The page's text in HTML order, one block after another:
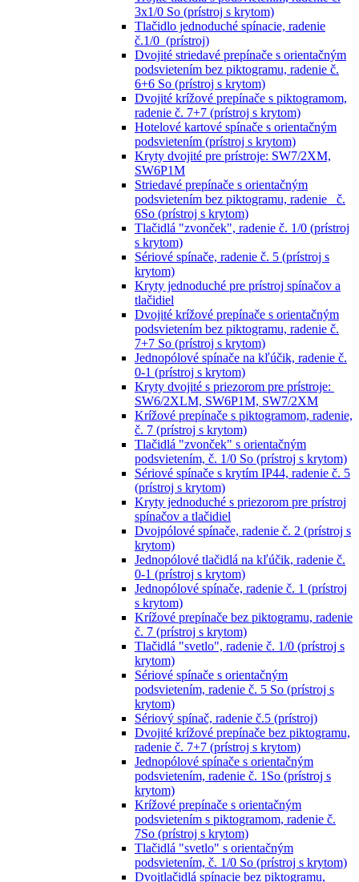
3x1/0 So (prístroj s krytom)
Tlačidlo jednoduché spínacie, radenie
č.1/0 (prístroj)
Dvojité striedavé prepínače s orientačným
podsvietením bez piktogramu, radenie č.
6+6 So (prístroj s krytom)
Dvojité krížové prepínače s piktogramom,
radenie č. 7+7 (prístroj s krytom)
Hotelové kartové spínače s orientačným
podsvietením (prístroj s krytom)
Kryty dvojité pre prístroje: SW7/2XM,
SW6P1M
Striedavé prepínače s orientačným
podsvietením bez piktogramu, radenie č.
6So (prístroj s krytom)
Tlačidlá "zvonček", radenie č. 1/0 (prístroj
s krytom)
Sériové spínače, radenie č. 5 (prístroj s
krytom)
Kryty jednoduché pre prístroj spínačov a
tlačidiel
Dvojité krížové prepínače s orientačným
podsvietením bez piktogramu, radenie č.
7+7 So (prístroj s krytom)
Jednopólové spínače na kľúčik, radenie č.
0-1 (prístroj s krytom)
Kryty dvojité s priezorom pre prístroje:
SW6/2XLM, SW6P1M, SW7/2XM
Krížové prepínače s piktogramom, radenie,
č. 7 (prístroj s krytom)
Tlačidlá "zvonček" s orientačným
podsvietením, č. 1/0 So (prístroj s krytom)
Sériové spínače s krytím IP44, radenie č. 5
(prístroj s krytom)
Kryty jednoduché s priezorom pre prístroj
spínačov a tlačidiel
Dvojpólové spínače, radenie č. 2 (prístroj s
krytom)
Jednopólové tlačidlá na kľúčik, radenie č.
0-1 (prístroj s krytom)
Jednopólové spínače, radenie č. 1 (prístroj
s krytom)
Krížové prepínače bez piktogramu, radenie
č. 7 (prístroj s krytom)
Tlačidlá "svetlo", radenie č. 1/0 (prístroj s
krytom)
Sériové spínače s orientačným
podsvietením, radenie č. 5 So (prístroj s
krytom)
Sériový spínač, radenie č.5 (prístroj)
Dvojité krížové prepínače bez piktogramu,
radenie č. 7+7 (prístroj s krytom)
Jednopólové spínače s orientačným
podsvietením, radenie č. 1So (prístroj s
krytom)
Krížové prepínače s orientačným
podsvietením s piktogramom, radenie č.
7So (prístroj s krytom)
Tlačidlá "svetlo" s orientačným
podsvietením, č. 1/0 So (prístroj s krytom)
Dvojtlačidlá spínacie bez piktogramu,